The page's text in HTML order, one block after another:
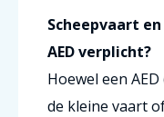
Scheepvaart
AED verplicht?
Hoewel een
de kleine vaart